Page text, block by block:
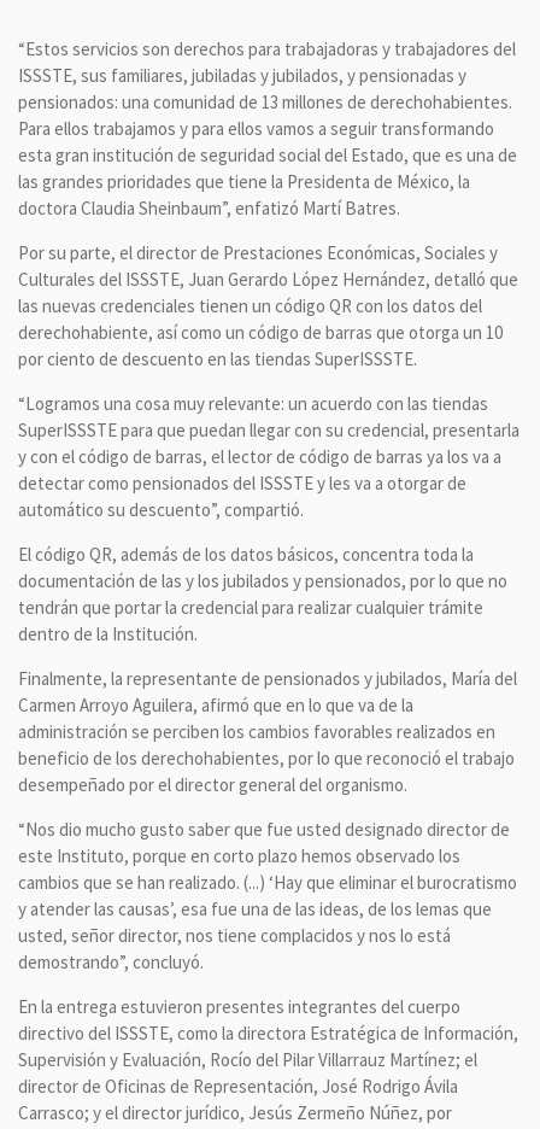
“Estos servicios son derechos para trabajadoras y trabajadores del
ISSSTE, sus familiares, jubiladas y jubilados, y pensionadas y
pensionados: una comunidad de 13 millones de derechohabientes.
Para ellos trabajamos y para ellos vamos a seguir transformando
esta gran institución de seguridad social del Estado, que es una de
las grandes prioridades que tiene la Presidenta de México, la
doctora Claudia Sheinbaum”, enfatizó Martí Batres.
Por su parte, el director de Prestaciones Económicas, Sociales y
Culturales del ISSSTE, Juan Gerardo López Hernández, detalló que
las nuevas credenciales tienen un código QR con los datos del
derechohabiente, así como un código de barras que otorga un 10
por ciento de descuento en las tiendas SuperISSSTE.
“Logramos una cosa muy relevante: un acuerdo con las tiendas
SuperISSSTE para que puedan llegar con su credencial, presentarla
y con el código de barras, el lector de código de barras ya los va a
detectar como pensionados del ISSSTE y les va a otorgar de
automático su descuento”, compartió.
El código QR, además de los datos básicos, concentra toda la
documentación de las y los jubilados y pensionados, por lo que no
tendrán que portar la credencial para realizar cualquier trámite
dentro de la Institución.
Finalmente, la representante de pensionados y jubilados, María del
Carmen Arroyo Aguilera, afirmó que en lo que va de la
administración se perciben los cambios favorables realizados en
beneficio de los derechohabientes, por lo que reconoció el trabajo
desempeñado por el director general del organismo.
“Nos dio mucho gusto saber que fue usted designado director de
este Instituto, porque en corto plazo hemos observado los
cambios que se han realizado. (...) ‘Hay que eliminar el burocratismo
y atender las causas’, esa fue una de las ideas, de los lemas que
usted, señor director, nos tiene complacidos y nos lo está
demostrando”, concluyó.
En la entrega estuvieron presentes integrantes del cuerpo
directivo del ISSSTE, como la directora Estratégica de Información,
Supervisión y Evaluación, Rocío del Pilar Villarrauz Martínez; el
director de Oficinas de Representación, José Rodrigo Ávila
Carrasco; y el director jurídico, Jesús Zermeño Núñez, por